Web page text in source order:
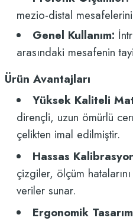
mezio-distal
Genel Kullanım:
arasındaki mesafenin
Ürün Avantajları
Yüksek Kaliteli
dirençli, uzun ömürlü
çelikten imal edilmiştir.
Hassas
çizgiler, ölçüm
veriler sunar.
Ergonomik